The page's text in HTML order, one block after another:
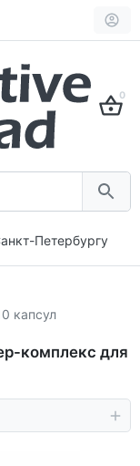
0
Петербургу
капсул
комплекс для